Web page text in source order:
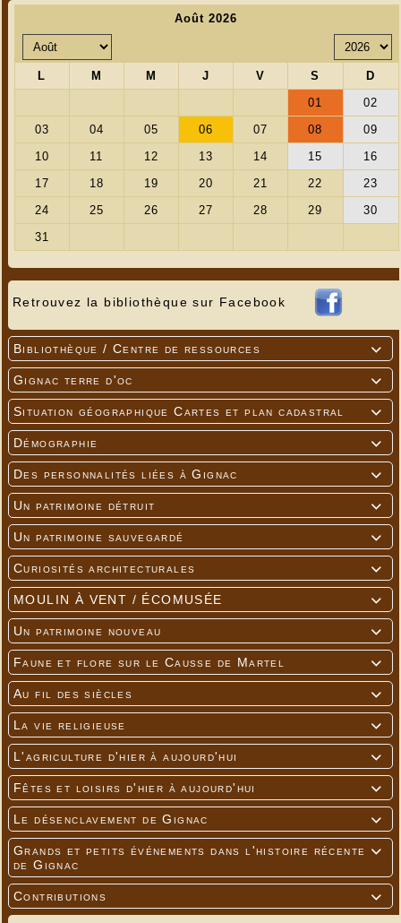
Retrouvez la bibliothèque sur Facebook

Bibliothèque / Centre de ressources

Gignac terre d'oc

Situation géographique Cartes et plan cadastral

Démographie

Des personnalités liées à Gignac

Un patrimoine détruit

Un patrimoine sauvegardé

Curiosités architecturales

MOULIN À VENT / ÉCOMUSÉE

Un patrimoine nouveau

Faune et flore sur le Causse de Martel

Au fil des siècles

La vie religieuse

L'agriculture d'hier à aujourd'hui

Fêtes et loisirs d'hier à aujourd'hui

Le désenclavement de Gignac

Grands et petits événements dans l'histoire récente
de Gignac

Contributions